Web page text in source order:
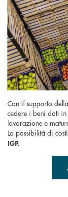
Con il supporto
cedere i beni dati
lavorazione e
La possibilità di
IGP.